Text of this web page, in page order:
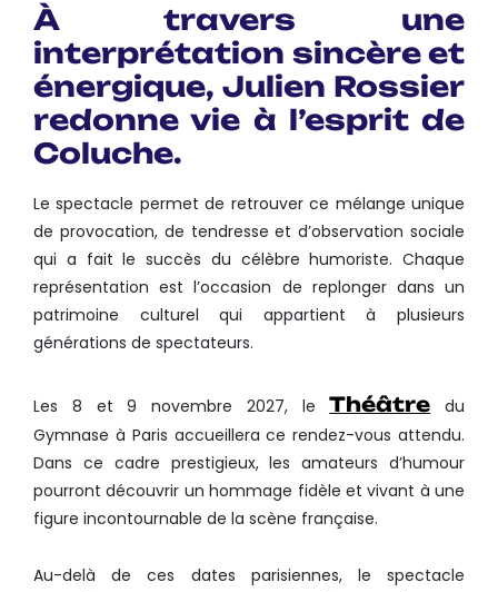
À travers une
interprétation sincère et
énergique, Julien Rossier
redonne vie à l’esprit de
Coluche.
Le spectacle permet de retrouver ce mélange unique
de provocation, de tendresse et d’observation sociale
qui a fait le succès du célèbre humoriste. Chaque
représentation est l’occasion de replonger dans un
patrimoine culturel qui appartient à plusieurs
générations de spectateurs.
Les 8 et 9 novembre 2027, leThéâtre du
Gymnase à Paris accueillera ce rendez-vous attendu.
Dans ce cadre prestigieux, les amateurs d’humour
pourront découvrir un hommage fidèle et vivant à une
figure incontournable de la scène française.
Au-delà de ces dates parisiennes, le spectacle